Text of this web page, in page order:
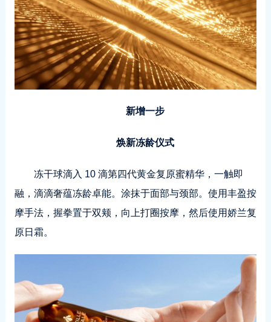
新增一步
焕新冻龄仪式
冻干球滴入 10 滴第四代黄金复原蜜精华，一触即
融，滴滴奢蕴冻龄卓能。涂抹于面部与颈部。使用丰盈按
摩手法，握拳置于双颊，向上打圈按摩，然后使用娇兰复
原日霜。